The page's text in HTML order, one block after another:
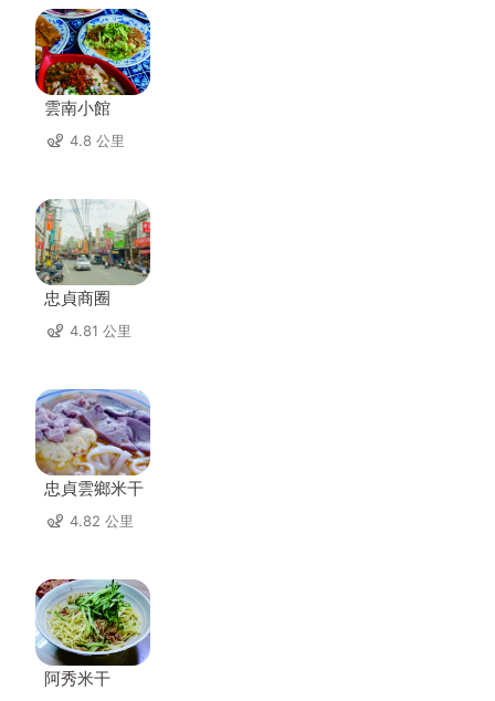
雲南小館
4.8 公里
忠貞商圈
4.81 公里
忠貞雲鄉米干
4.82 公里
阿秀米干